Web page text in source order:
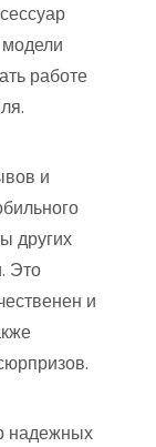
работе
и
других
Это
и
надежных